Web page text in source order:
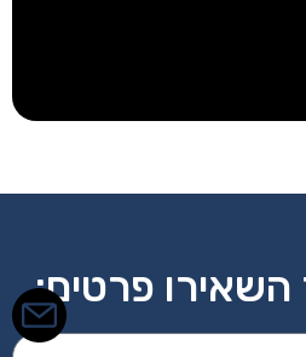
השאירו פרטים: